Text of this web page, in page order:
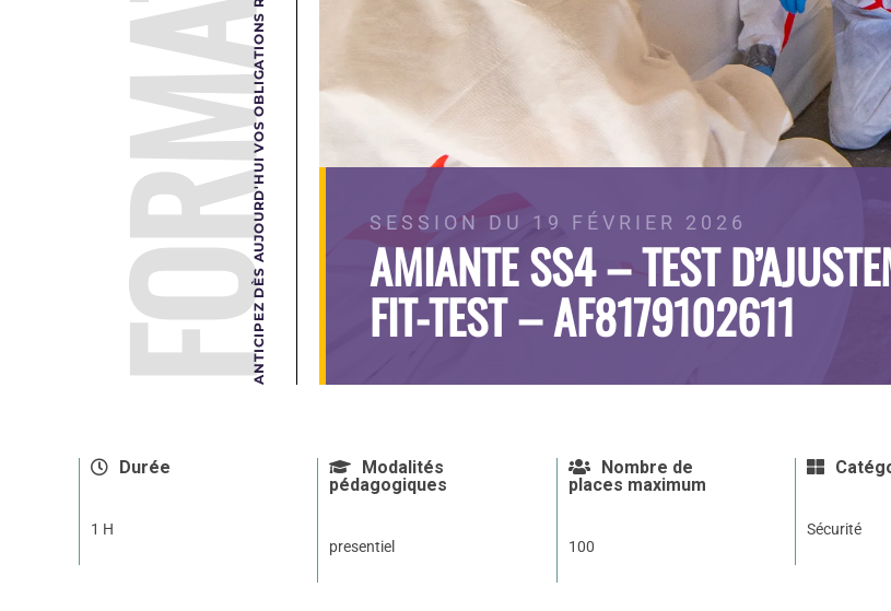
SESSION DU 19 FÉVRIER 2026
AMIANTE SS4 – TEST
FIT-TEST – AF8179102611
Durée
1 H
Modalités
pédagogiques
presentiel
Nombre de
places maximum
100
Sécurité